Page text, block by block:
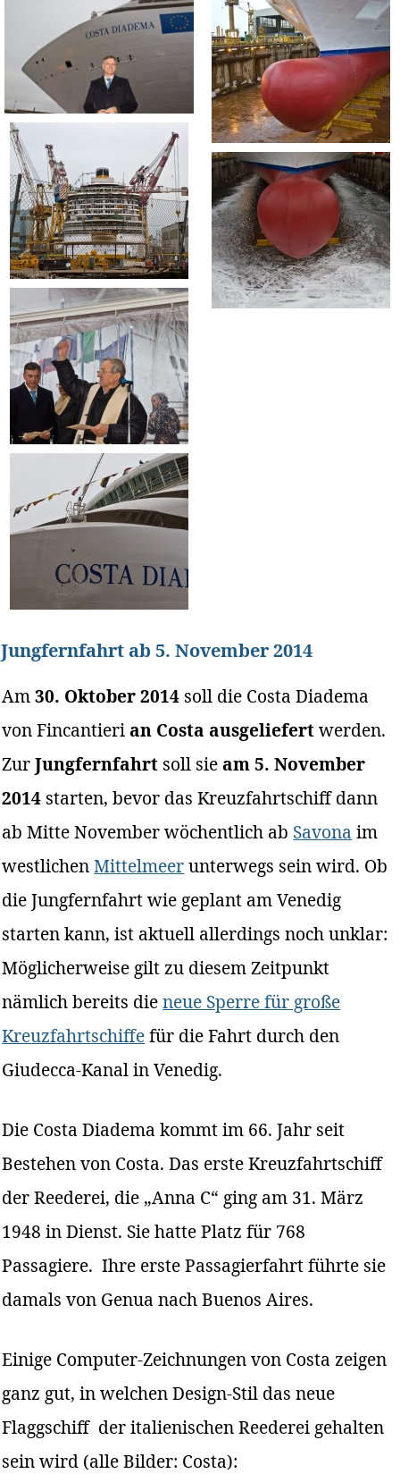
Jungfernfahrt ab 5. November 2014
Am30. Oktober 2014 soll die Costa Diadema
von Fincantierian Costa ausgeliefertwerden.
ZurJungfernfahrt soll sieam 5. November
2014 starten, bevor das Kreuzfahrtschiff dann
ab Mitte November wöchentlich ab Savona im
westlichenMittelmeerunterwegs sein wird. Ob
die Jungfernfahrt wie geplant am Venedig
starten kann, ist aktuell allerdings noch unklar:
Möglicherweise gilt zu diesem Zeitpunkt
nämlich bereits dieneue Sperre für große
Kreuzfahrtschiffefür die Fahrt durch den
Giudecca-Kanal in Venedig.
Die Costa Diadema kommt im 66. Jahr seit
Bestehen von Costa. Das erste Kreuzfahrtschiff
der Reederei, die „Anna C“ ging am 31. März
1948 in Dienst. Sie hatte Platz für 768
Passagiere. Ihre erste Passagierfahrt führte sie
damals von Genua nach Buenos Aires.
Einige Computer-Zeichnungen von Costa zeigen
ganz gut, in welchen Design-Stil das neue
Flaggschiff der italienischen Reederei gehalten
sein wird (alle Bilder: Costa):